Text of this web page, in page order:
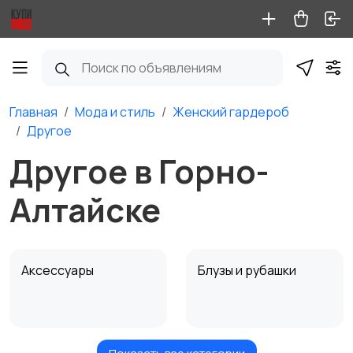
Главная Мода и стиль
Женский гардероб
Другое
Другое в Горно-
Алтайске
Аксессуары Блузы и рубашки